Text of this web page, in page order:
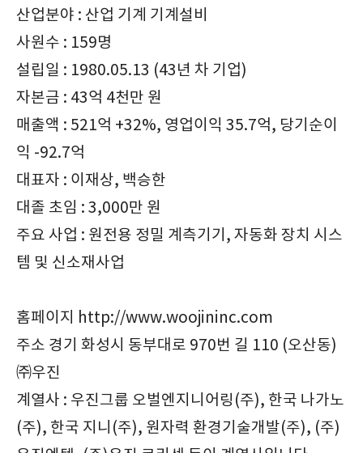
산업분야 : 산업 기계 기계설비
사원수 : 159명
설립일 : 1980.05.13 (43년 차 기업)
자본금 : 43억 4천만 원
매출액 : 521억 +32%, 영업이익 35.7억, 당기순이
익 -92.7억
대표자 : 이재상, 백승한
대졸 초임 : 3,000만 원
주요 사업 : 원전용 정밀 계측기기, 자동화 장치 시스
템 및 신소재사업
홈페이지 http://www.woojininc.com
주소 경기 화성시 동부대로 970번 길 110 (오산동)
㈜우진
계열사 : 우진그룹 오벌엔지니어링(주), 한국 나가노
(주), 한국 지니(주), 원자력 환경기술개발(주), (주)